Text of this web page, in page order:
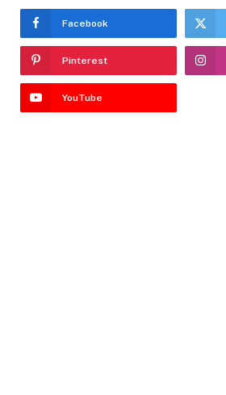
Facebook
Pinterest
YouTube